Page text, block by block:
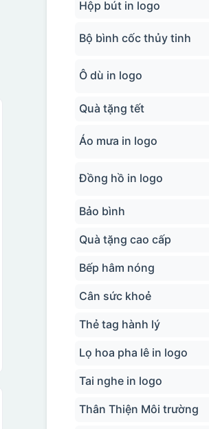
Hộp bút in logo
Bộ bình cốc thủy tinh
Ô dù in logo
Quà tặng tết
Áo mưa in logo
Đồng hồ in logo
Bảo bình
Quà tặng cao cấp
Bếp hâm nóng
Cân sức khoẻ
Thẻ tag hành lý
Lọ hoa pha lê in logo
Tai nghe in logo
Thân Thiện Môi trường